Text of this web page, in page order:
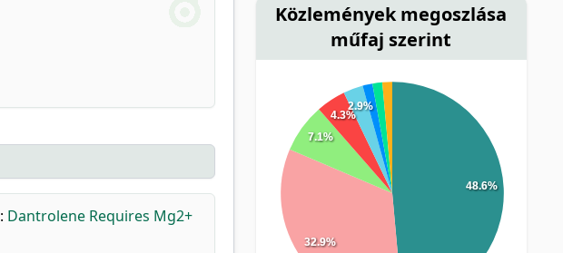
: Dantrolene Requires Mg2+
Közlemények megoszlása
műfaj szerint
48.6%
32.9%
7.1%
4.3%
2.9%